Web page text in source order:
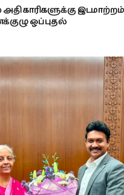
இடமாற்றம்
ஒப்புதல்